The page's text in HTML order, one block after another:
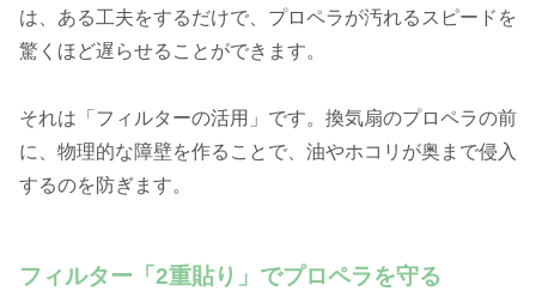
は、ある工夫をするだけで、プロペラが汚れるスピードを
驚くほど遅らせることができます。
それは「フィルターの活用」です。換気扇のプロペラの前
に、物理的な障壁を作ることで、油やホコリが奥まで侵入
するのを防ぎます。
フィルター「2重貼り」でプロペラを守る